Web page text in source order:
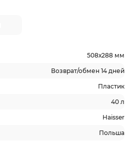
508х288 мм
Возврат/обмен 14 дней
Пластик
40 л
Haisser
Польша